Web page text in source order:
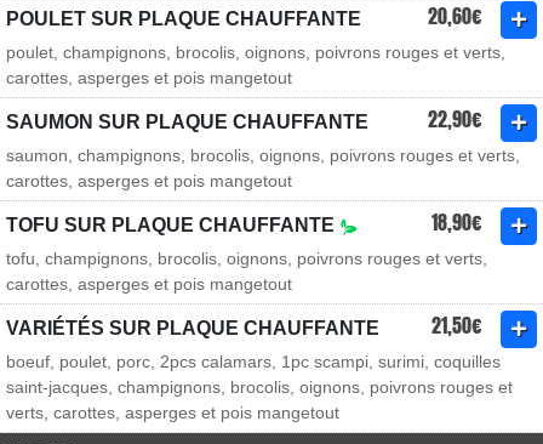
POULET SUR PLAQUE CHAUFFANTE 20,60€
poulet, champignons, brocolis, oignons, poivrons rouges et verts,
carottes, asperges et pois mangetout
SAUMON SUR PLAQUE CHAUFFANTE 22,90€
saumon, champignons, brocolis, oignons, poivrons rouges et verts,
carottes, asperges et pois mangetout
TOFU SUR PLAQUE CHAUFFANTE 18,90€
tofu, champignons, brocolis, oignons, poivrons rouges et verts,
carottes, asperges et pois mangetout
VARIÉTÉS SUR PLAQUE CHAUFFANTE 21,50€
boeuf, poulet, porc, 2pcs calamars, 1pc scampi, surimi, coquilles
saint-jacques, champignons, brocolis, oignons, poivrons rouges et
verts, carottes, asperges et pois mangetout